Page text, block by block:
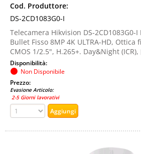
Cod. Produttore:
DS-2CD1083G0-I
Telecamera Hikvision DS-2CD1083G0-I
Bullet Fisso 8MP 4K ULTRA-HD, Ottica
CMOS 1/2.5", H.265+. Day&Night (ICR),
Disponibilità:
Non Disponibile
Prezzo:
Evasione Articolo:
2-5 Giorni lavorativi